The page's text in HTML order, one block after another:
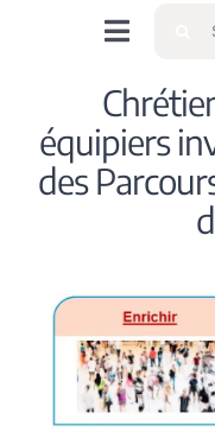
bascule
Accueil
Qui sommes
Spiritualité
Membres
équipiers
des